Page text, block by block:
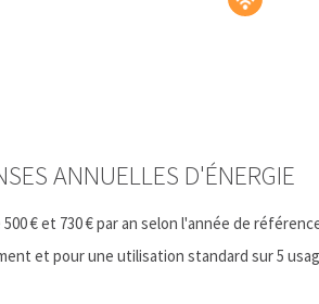
ANNUELLES D'ÉNERGIE
€ et 730 € par an selon l'année de
et pour une utilisation standard sur 5